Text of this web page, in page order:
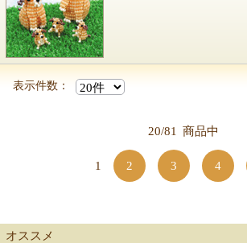
表示件数：
20/81 商品中
1 2 3 4
オススメ